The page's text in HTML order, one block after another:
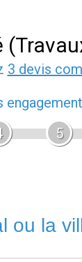
3 devis
5
ou la